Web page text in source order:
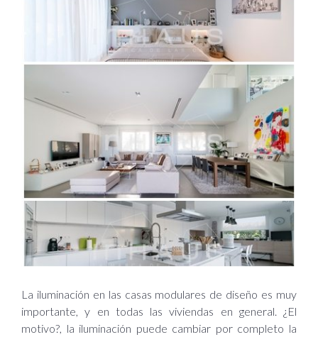
La iluminación en las casas modulares de diseño es muy
importante, y en todas las viviendas en general. ¿El
motivo?, la iluminación puede cambiar por completo la